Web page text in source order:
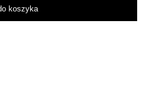
koszyka